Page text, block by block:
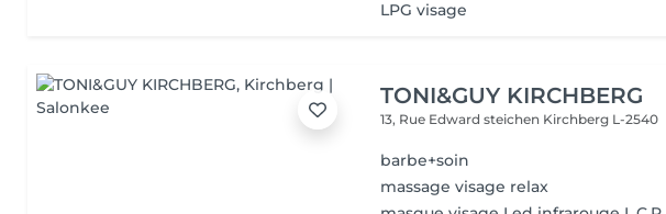
LPG visage
TONI&GUY KIRCHBERG
13, Rue Edward steichen Kirchberg L-2540
barbe+soin
massage visage relax